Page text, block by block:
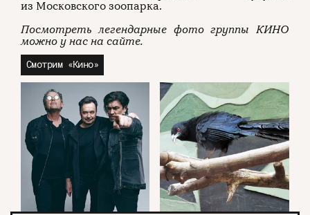
из Московского зоопарка.
Посмотреть легендарные фото группы КИНО
можно у нас на сайте.
Смотрим «Кино»